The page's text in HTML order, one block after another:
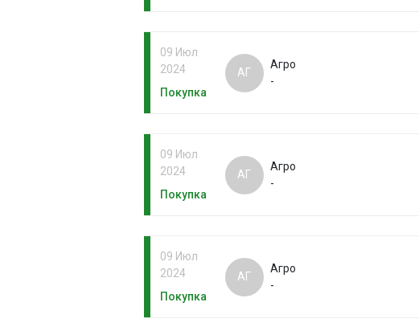
09 Июл
2024
Покупка
АГ
Агро
-
09 Июл
2024
Покупка
АГ
Агро
-
09 Июл
2024
Покупка
АГ
Агро
-